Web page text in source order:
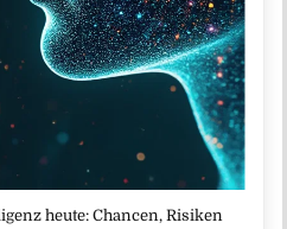
heute: Chancen, Risiken